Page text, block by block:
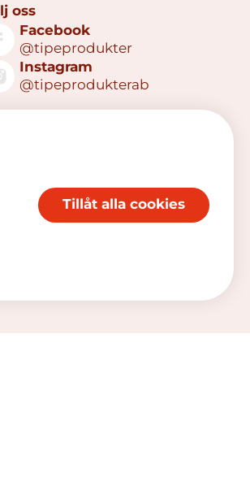
oss
Facebook
@tipeprodukter
Instagram
@tipeprodukterab
Tillåt alla cookies